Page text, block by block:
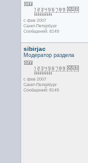
с фев 2007
Санкт-Петербург
Сообщений: 8149
sibirjac
Модератор раздела
с фев 2007
Санкт-Петербург
Сообщений: 8149